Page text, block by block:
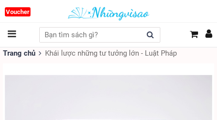
Voucher
Trang chủ Khái lược những tư tưởng lớn - Luật Pháp